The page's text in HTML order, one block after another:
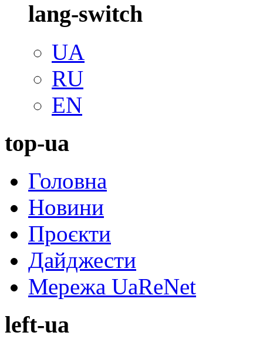
lang-switch
UA
RU
EN
top-ua
Головна
Новини
Проєкти
Дайджести
Мережа UaReNet
left-ua